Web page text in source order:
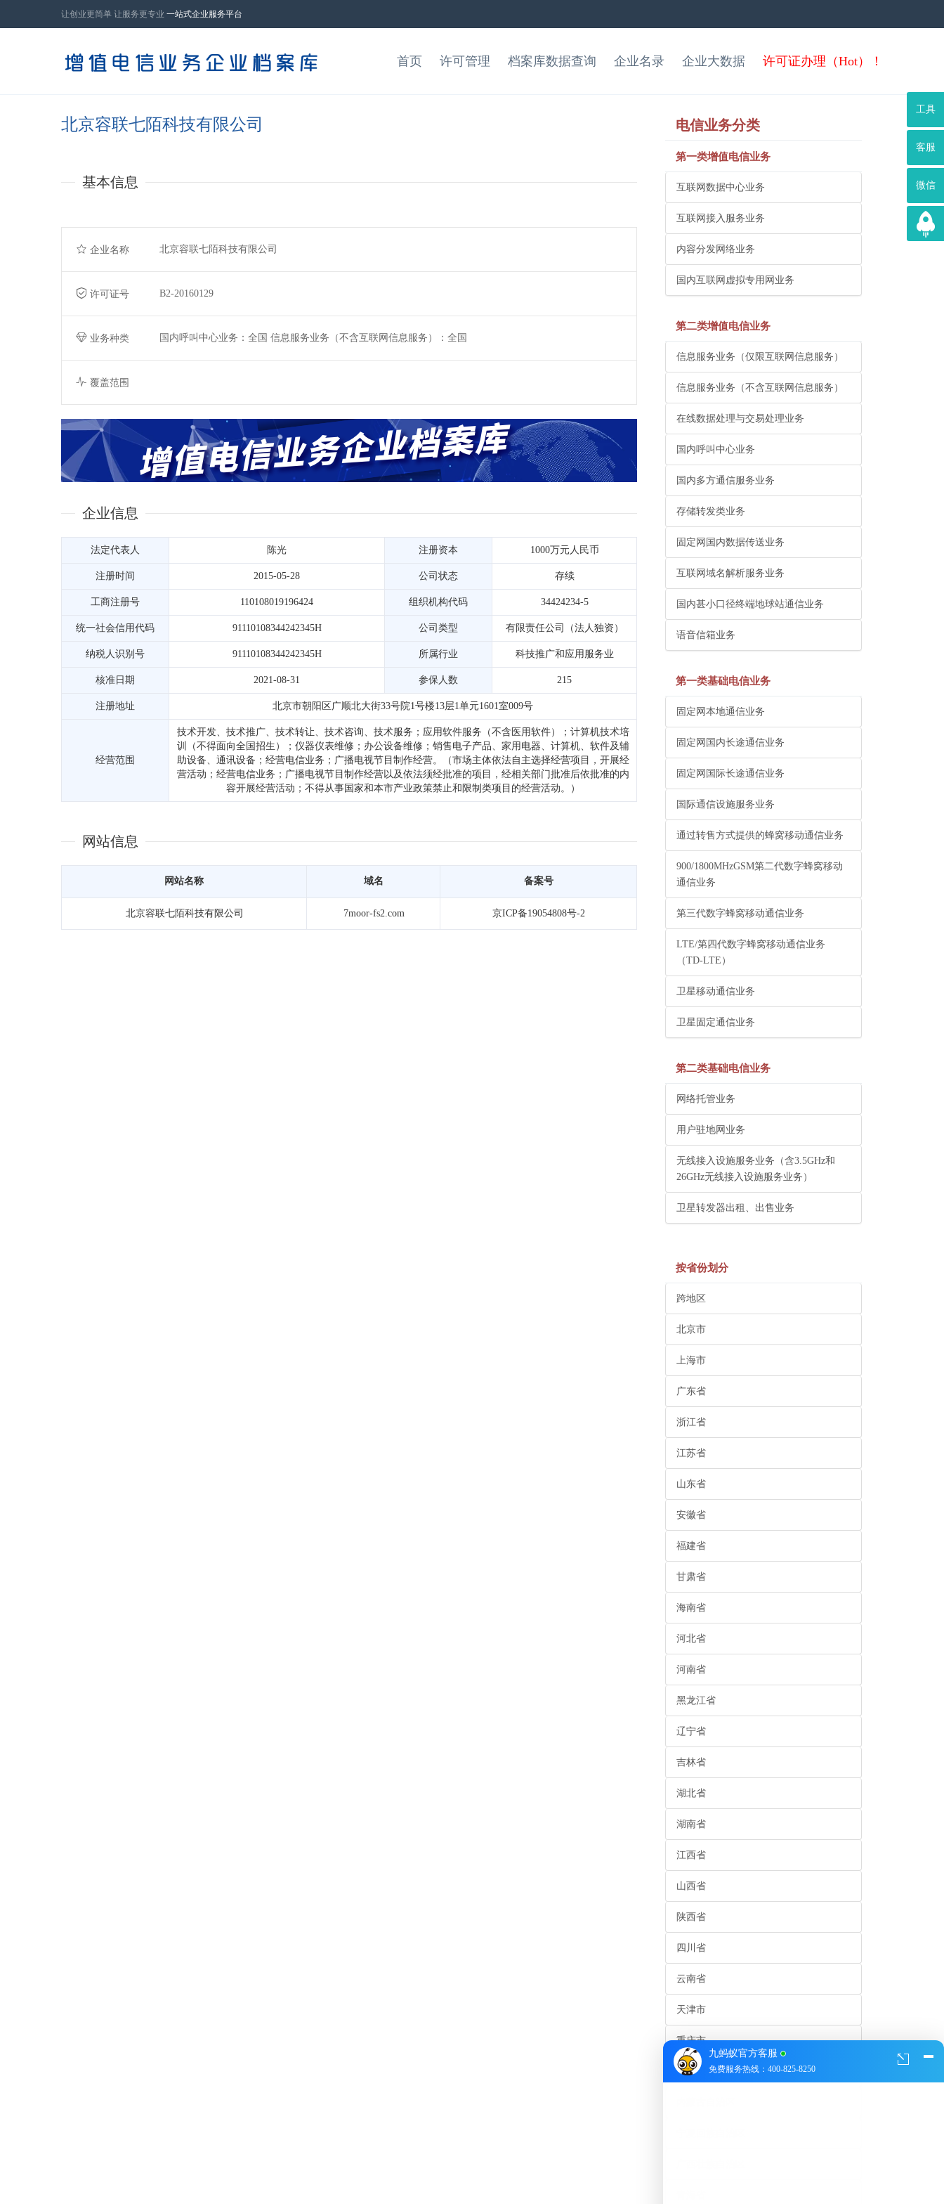
让创业更简单 让服务更专业 一站式企业服务平台
许可证办理（Hot）！
企业大数据
企业名录
档案库数据查询
许可管理
首页
北京容联七陌科技有限公司
基本信息
企业名称 北京容联七陌科技有限公司
许可证号 B2-20160129
业务种类 国内呼叫中心业务：全国 信息服务业务（不含互联网信息服务）：全国
覆盖范围
企业信息
法定代表人 陈光 注册资本 1000万元人民币
注册时间 2015-05-28 公司状态 存续
工商注册号 110108019196424 组织机构代码 34424234-5
统一社会信用代码 91110108344242345H 公司类型 有限责任公司（法人独资）
纳税人识别号 91110108344242345H 所属行业 科技推广和应用服务业
核准日期 2021-08-31 参保人数 215
注册地址 北京市朝阳区广顺北大街33号院1号楼13层1单元1601室009号
经营范围
技术开发、技术推广、技术转让、技术咨询、技术服务；应用软件服务（不含医用软件）；计算机技术培
训（不得面向全国招生）；仪器仪表维修；办公设备维修；销售电子产品、家用电器、计算机、软件及辅
助设备、通讯设备；经营电信业务；广播电视节目制作经营。（市场主体依法自主选择经营项目，开展经
营活动；经营电信业务；广播电视节目制作经营以及依法须经批准的项目，经相关部门批准后依批准的内
容开展经营活动；不得从事国家和本市产业政策禁止和限制类项目的经营活动。）
网站信息
网站名称 域名 备案号
北京容联七陌科技有限公司 7moor-fs2.com 京ICP备19054808号-2
电信业务分类
第一类增值电信业务
互联网数据中心业务
互联网接入服务业务
内容分发网络业务
国内互联网虚拟专用网业务
第二类增值电信业务
信息服务业务（仅限互联网信息服务）
信息服务业务（不含互联网信息服务）
在线数据处理与交易处理业务
国内呼叫中心业务
国内多方通信服务业务
存储转发类业务
固定网国内数据传送业务
互联网域名解析服务业务
国内甚小口径终端地球站通信业务
语音信箱业务
第一类基础电信业务
固定网本地通信业务
固定网国内长途通信业务
固定网国际长途通信业务
国际通信设施服务业务
通过转售方式提供的蜂窝移动通信业务
900/1800MHzGSM第二代数字蜂窝移动
通信业务
第三代数字蜂窝移动通信业务
LTE/第四代数字蜂窝移动通信业务
（TD-LTE）
卫星移动通信业务
卫星固定通信业务
第二类基础电信业务
网络托管业务
用户驻地网业务
无线接入设施服务业务（含3.5GHz和
26GHz无线接入设施服务业务）
卫星转发器出租、出售业务
按省份划分
跨地区
北京市
上海市
广东省
浙江省
江苏省
山东省
安徽省
福建省
甘肃省
海南省
河北省
河南省
黑龙江省
辽宁省
吉林省
湖北省
湖南省
江西省
山西省
陕西省
四川省
云南省
天津市
重庆市
贵州省
工具
客服
微信
九蚂蚁官方客服
免费服务热线：400-825-8250